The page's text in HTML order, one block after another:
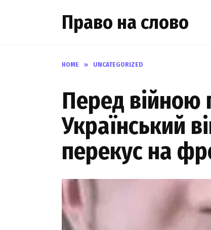
Право на слово
HOME » UNCATEGORIZED
Перед війною
Український
перекус на